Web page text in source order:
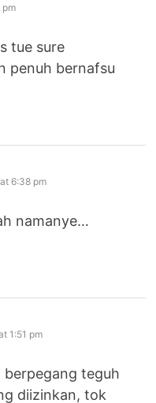
pm
tue sure
penuh bernafsu
6:38 pm
namanye…
1:51 pm
teguh
diizinkan, tok